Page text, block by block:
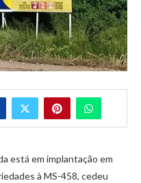
está em implantação em
à MS-458, cedeu